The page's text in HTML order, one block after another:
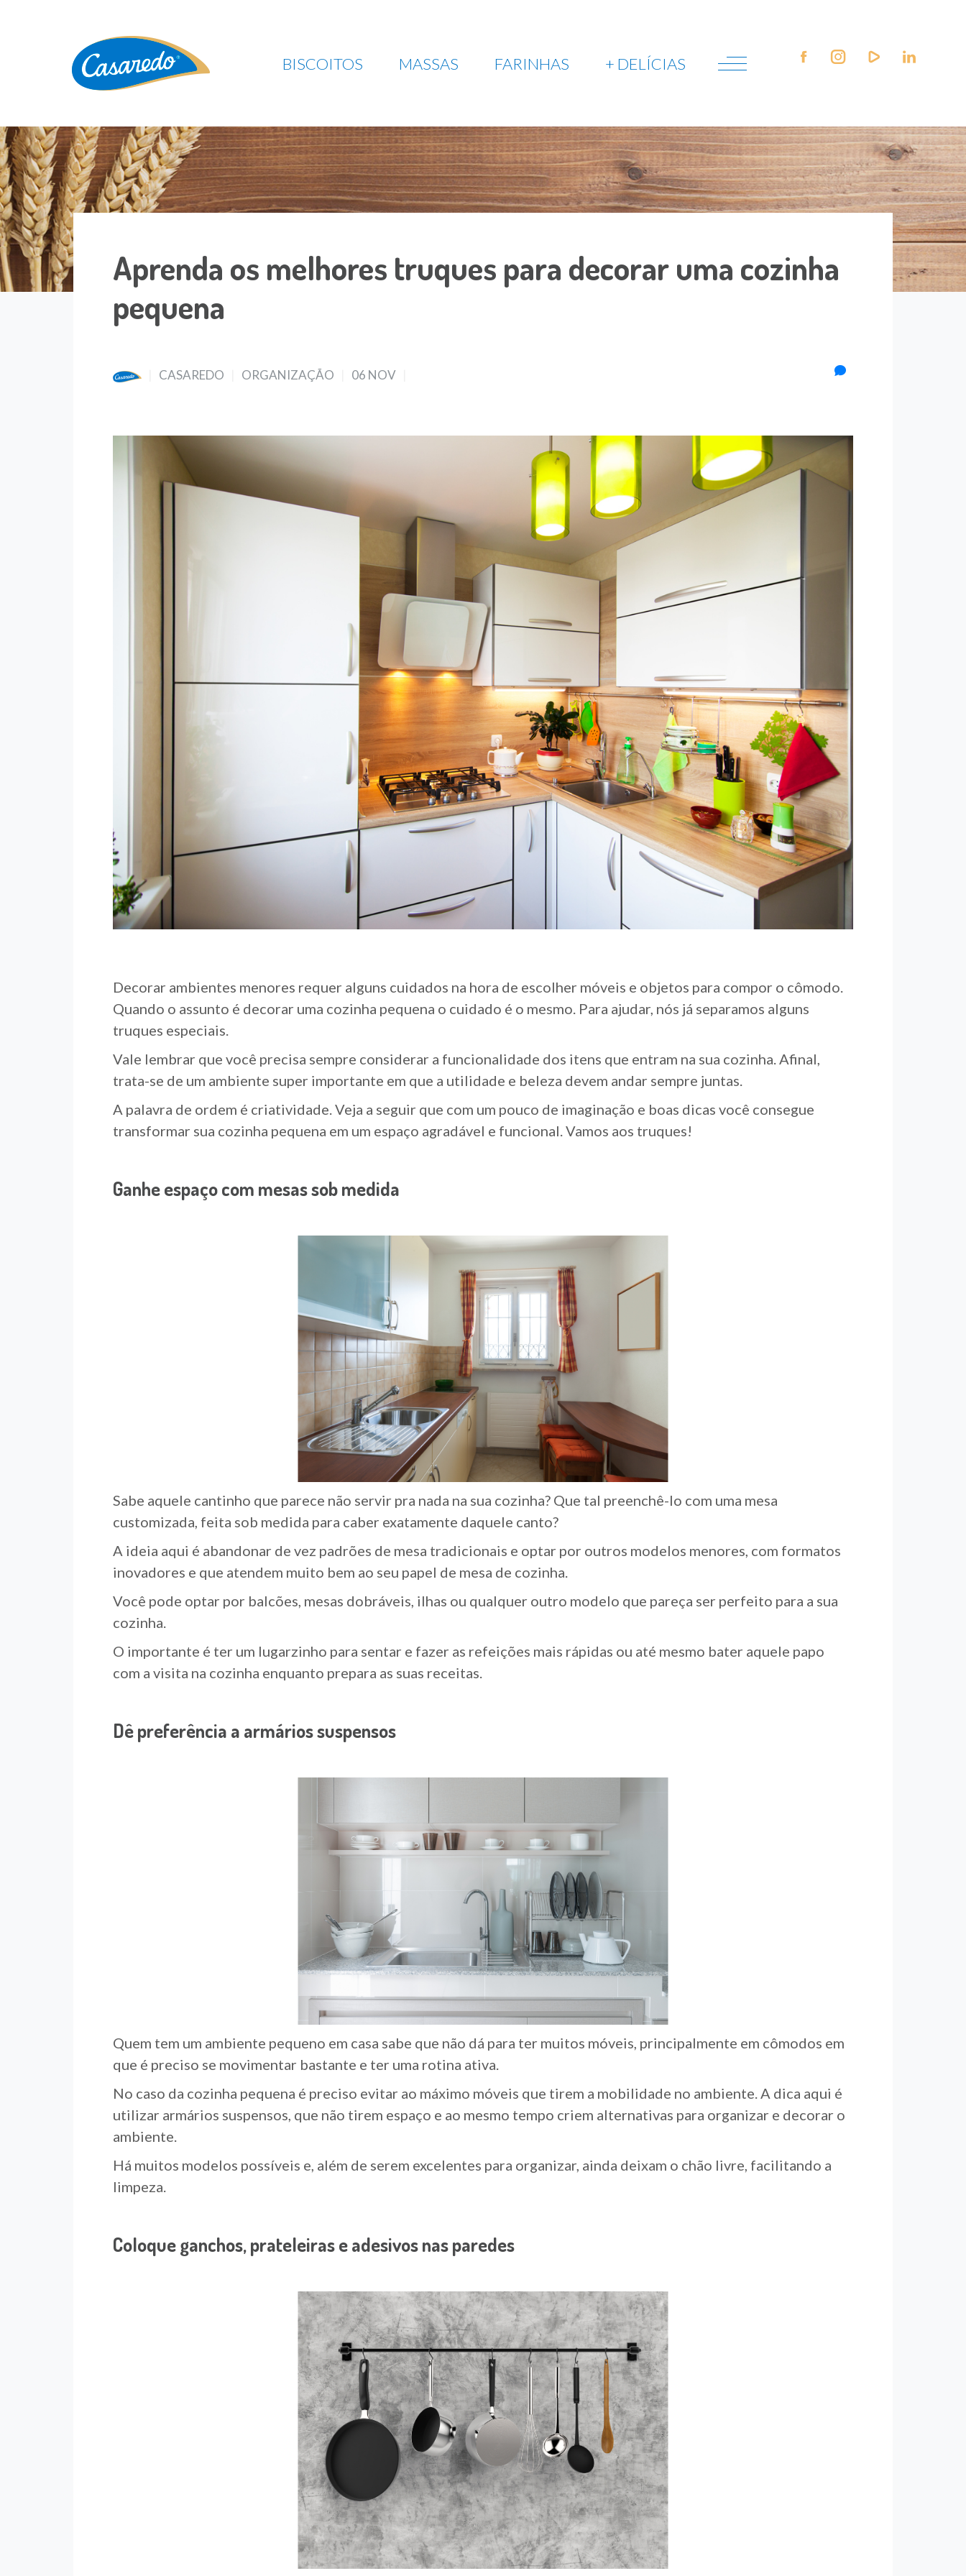
BISCOITOS MASSAS FARINHAS + DELÍCIAS
Aprenda os melhores truques para decorar uma cozinha
pequena
CASAREDO ORGANIZAÇÃO 06 NOV
Decorar ambientes menores requer alguns cuidados na hora de escolher móveis e objetos para compor o cômodo.
Quando o assunto é decorar uma cozinha pequena o cuidado é o mesmo. Para ajudar, nós já separamos alguns
truques especiais.
Vale lembrar que você precisa sempre considerar a funcionalidade dos itens que entram na sua cozinha. Afinal,
trata-se de um ambiente super importante em que a utilidade e beleza devem andar sempre juntas.
A palavra de ordem é criatividade. Veja a seguir que com um pouco de imaginação e boas dicas você consegue
transformar sua cozinha pequena em um espaço agradável e funcional. Vamos aos truques!
Ganhe espaço com mesas sob medida
Sabe aquele cantinho que parece não servir pra nada na sua cozinha? Que tal preenchê-lo com uma mesa
customizada, feita sob medida para caber exatamente daquele canto?
A ideia aqui é abandonar de vez padrões de mesa tradicionais e optar por outros modelos menores, com formatos
inovadores e que atendem muito bem ao seu papel de mesa de cozinha.
Você pode optar por balcões, mesas dobráveis, ilhas ou qualquer outro modelo que pareça ser perfeito para a sua
cozinha.
O importante é ter um lugarzinho para sentar e fazer as refeições mais rápidas ou até mesmo bater aquele papo
com a visita na cozinha enquanto prepara as suas receitas.
Dê preferência a armários suspensos
Quem tem um ambiente pequeno em casa sabe que não dá para ter muitos móveis, principalmente em cômodos em
que é preciso se movimentar bastante e ter uma rotina ativa.
No caso da cozinha pequena é preciso evitar ao máximo móveis que tirem a mobilidade no ambiente. A dica aqui é
utilizar armários suspensos, que não tirem espaço e ao mesmo tempo criem alternativas para organizar e decorar o
ambiente.
Há muitos modelos possíveis e, além de serem excelentes para organizar, ainda deixam o chão livre, facilitando a
limpeza.
Coloque ganchos, prateleiras e adesivos nas paredes